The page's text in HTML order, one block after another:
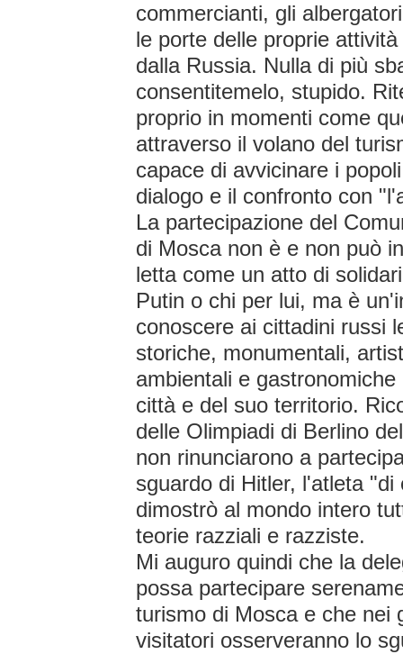
commercianti, gli
le porte delle proprie
dalla Russia. Nulla di più
consentitemelo, stupido.
proprio in momenti come
attraverso il volano del
capace di avvicinare i
dialogo e il confronto con
La partecipazione del
di Mosca non è e non può
letta come un atto di
Putin o chi per lui, ma è
conoscere ai cittadini russi
storiche, monumentali,
ambientali e
città e del suo territorio.
delle Olimpiadi di Berlino
non rinunciarono a
sguardo di Hitler, l'atleta
dimostrò al mondo intero
teorie razziali e razziste.
Mi auguro quindi che la
possa partecipare
turismo di Mosca e che nei
visitatori osserveranno lo